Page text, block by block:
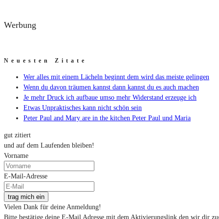
Werbung
Neuesten Zitate
Wer alles mit einem Lächeln beginnt dem wird das meiste gelingen
Wenn du davon träumen kannst dann kannst du es auch machen
Je mehr Druck ich aufbaue umso mehr Widerstand erzeuge ich
Etwas Unpraktisches kann nicht schön sein
Peter Paul and Mary are in the kitchen Peter Paul und Maria
gut zitiert
und auf dem Laufenden bleiben!
Vorname
E-Mail-Adresse
trag mich ein
Vielen Dank für deine Anmeldung!
Bitte bestätige deine E-Mail Adresse mit dem Aktivierungslink den wir dir